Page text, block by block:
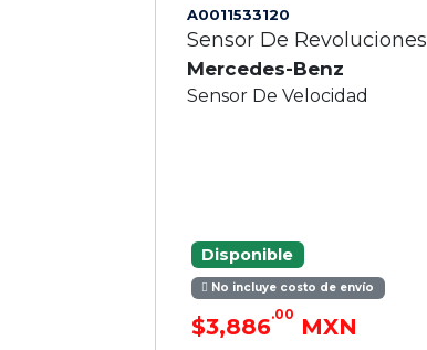
A0011533120
Sensor De Revoluciones
Mercedes-Benz
Sensor De Velocidad
Disponible
No incluye costo de envío
$3,886.00 MXN